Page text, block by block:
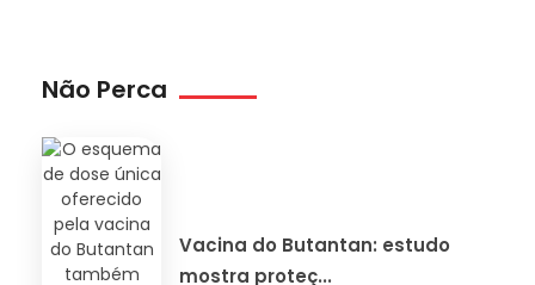
Não Perca
Vacina do Butantan: estudo
mostra proteç...